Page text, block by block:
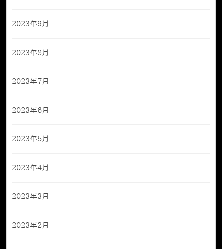
2023年9月
2023年8月
2023年7月
2023年6月
2023年5月
2023年4月
2023年3月
2023年2月